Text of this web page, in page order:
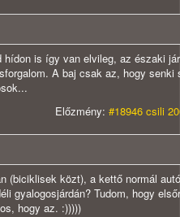
hídon is így van elvileg, az északi
A baj csak az, hogy senki
Előzmény: #18946 csili
(biciklisek közt), a kettő normál
gyalogosjárdán? Tudom, hogy
hogy az. :)))))